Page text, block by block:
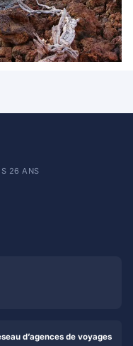
26 ANS
d’agences de voyages